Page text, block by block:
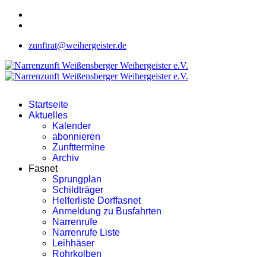
zunftrat@weihergeister.de
Startseite
Aktuelles
Kalender
abonnieren
Zunfttermine
Archiv
Fasnet
Sprungplan
Schildträger
Helferliste Dorffasnet
Anmeldung zu Busfahrten
Narrenrufe
Narrenrufe Liste
Leihhäser
Rohrkolben